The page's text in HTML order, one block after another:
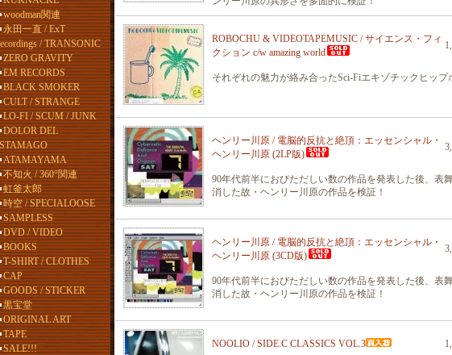
woodman関連
永田一直 / ExT
/ TRANSONIC
ZERO GRAVITY
EM RECORDS
BLACK SMOKER
CULT / STRANGE
LO-FI / SCUM / JUNK
DOLOR DEL
ATAMAYAMA
不知火 / 360°関連
虹釜太郎
時空 / SPECIALOOSE
SAMPLESS
DVD / VIDEO
BOOKS
T-SHIRT / CLOTHES
CAP
GOODS / STICKER
黒宝堂
ORIGINAL ART
TAPE
SALE!!!
ROBOCHU & VIDEOTAPEMUSIC / サイエンス・フィ
クション c/w amazing world
それぞれの魅力が絡み合ったSci-Fiエキゾチックヒップ
ヘンリー川原 / 電脳的反抗と絶頂：エッセンシャル・
ヘンリー川原 (2LP版)
90年代前半におびただしい数の作品を発表した後、表
消した故・ヘンリー川原の作品を検証！
ヘンリー川原 / 電脳的反抗と絶頂：エッセンシャル・
ヘンリー川原 (3CD版)
90年代前半におびただしい数の作品を発表した後、表
消した故・ヘンリー川原の作品を検証！
NOOLIO / SIDE.C CLASSICS VOL.3